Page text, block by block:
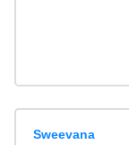
Sweevana